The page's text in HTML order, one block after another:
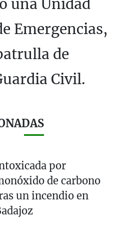
una Unidad
Emergencias,
de
Civil.
por
de carbono
un incendio en